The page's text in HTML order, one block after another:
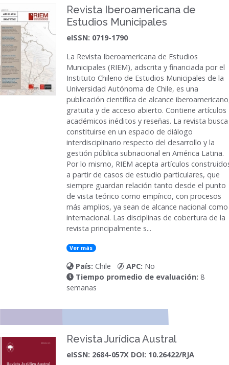
Revista Iberoamericana de
Estudios Municipales
eISSN: 0719-1790
La Revista Iberoamericana de Estudios
Municipales (RIEM), adscrita y financiada por el
Instituto Chileno de Estudios Municipales de la
Universidad Autónoma de Chile, es una
publicación científica de alcance
gratuita y de acceso abierto. Contiene artículos
académicos inéditos y reseñas. La revista busca
constituirse en un espacio de diálogo
interdisciplinario respecto del desarrollo y la
gestión pública subnacional en América Latina.
Por lo mismo, RIEM acepta artículos
a partir de casos de estudio particulares, que
siempre guardan relación tanto desde el punto
de vista teórico como empírico, con procesos
más amplios, ya sean de alcance nacional como
internacional. Las disciplinas de cobertura de la
revista principalmente s...
Ver más
País: Chile APC: No
Tiempo promedio de evaluación: 8
semanas
Revista Jurídica Austral
eISSN: 2684-057X DOI: 10.26422/RJA